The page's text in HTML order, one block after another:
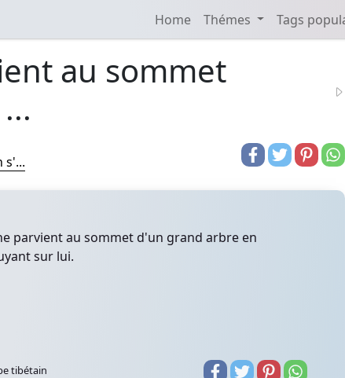
Home Thémes Tags
au sommet
...
s'...
parvient au sommet d'un grand arbre en
sur lui.
tibétain